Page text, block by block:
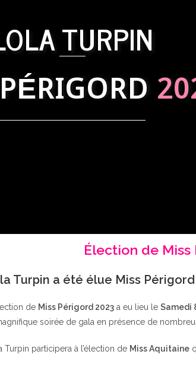
TURPIN
Élection de Miss
Turpin a été élue Miss
de Miss Périgord 2023a eu lieu le Samedi
soirée de gala en présence de
Turpin participera à l’élection de Miss Aquitaine